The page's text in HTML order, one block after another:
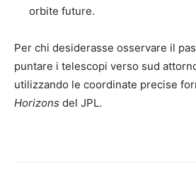
orbite future.
Per chi desiderasse osservare il
puntare i telescopi verso sud
utilizzando le coordinate precise
Horizons del JPL.